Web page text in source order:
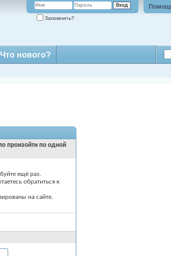
Запомнить?
Что нового?
произойти по одной
ещё раз.
обратиться к
на сайте.